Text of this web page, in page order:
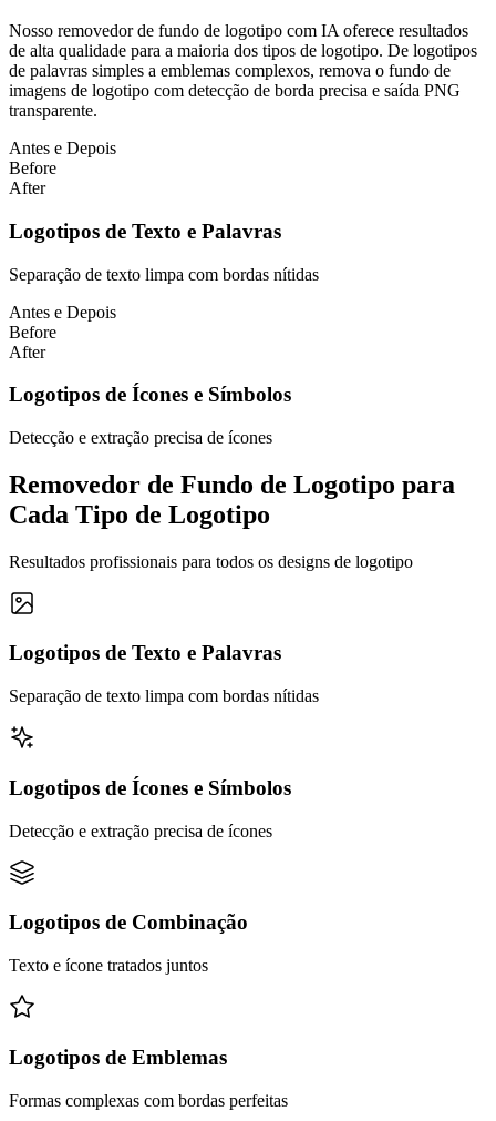
Nosso removedor de fundo de logotipo com IA oferece resultados
de alta qualidade para a maioria dos tipos de logotipo. De logotipos
de palavras simples a emblemas complexos, remova o fundo de
imagens de logotipo com detecção de borda precisa e saída PNG
transparente.
Antes e Depois
Before
After
Logotipos de Texto e Palavras
Separação de texto limpa com bordas nítidas
Antes e Depois
Before
After
Logotipos de Ícones e Símbolos
Detecção e extração precisa de ícones
Removedor de Fundo de Logotipo para
Cada Tipo de Logotipo
Resultados profissionais para todos os designs de logotipo
Logotipos de Texto e Palavras
Separação de texto limpa com bordas nítidas
Logotipos de Ícones e Símbolos
Detecção e extração precisa de ícones
Logotipos de Combinação
Texto e ícone tratados juntos
Logotipos de Emblemas
Formas complexas com bordas perfeitas